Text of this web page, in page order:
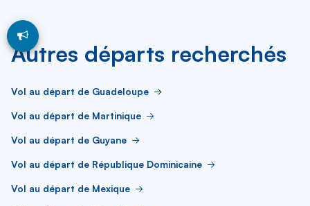
Autres départs recherchés
Vol au départ de Guadeloupe
Vol au départ de Martinique
Vol au départ de Guyane
Vol au départ de République Dominicaine
Vol au départ de Mexique